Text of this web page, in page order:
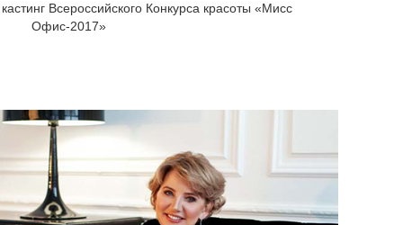
Всероссийского Конкурса красоты «Мисс
Офис-2017»